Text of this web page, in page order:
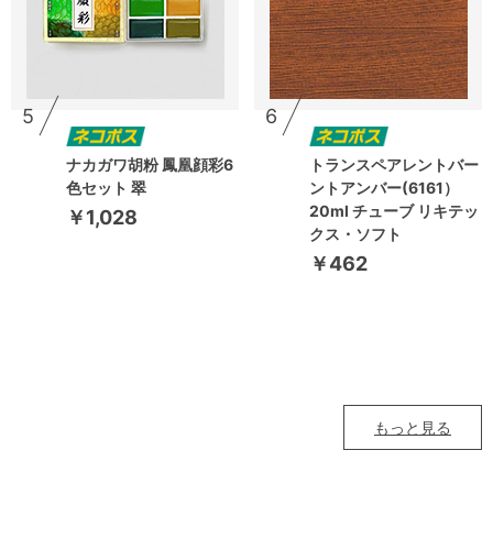
5
ナカガワ胡粉 鳳凰顔彩6
色セット 翠
￥1,028
6
トランスペアレントバー
ントアンバー(6161）
20ml チューブ リキテッ
クス・ソフト
￥462
もっと見る